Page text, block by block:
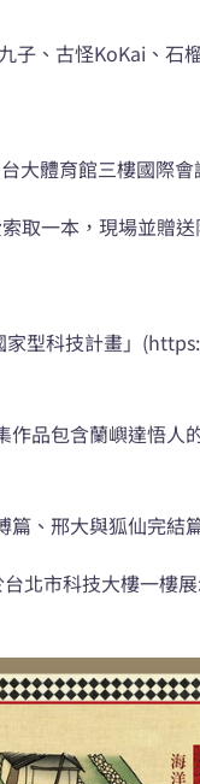
、古怪KoKai、石
體育館三樓國際會
取一本，現場並贈
家型科技計畫」
品包含蘭嶼達悟
、邢大與狐仙完結
台北市科技大樓一